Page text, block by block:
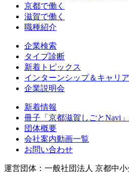
京都で働く
滋賀で働く
職種紹介
企業検索
タイプ診断
新着トピックス
インターンシップ＆キャリア
企業説明会
新着情報
冊子「京都滋賀しごとNavi
団体概要
会社案内動画一覧
お問い合わせ
運営団体：一般社団法人 京都中